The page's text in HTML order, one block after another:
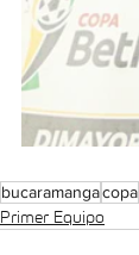
bucaramangacopa
Primer Equipo